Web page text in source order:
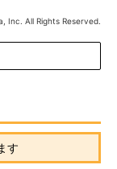
Inc. All Rights Reserved.
す